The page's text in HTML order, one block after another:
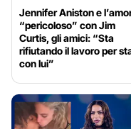
Jennifer Aniston e
“pericoloso” con Jim
Curtis, gli amici: “Sta
rifiutando il lavoro per
con lui”